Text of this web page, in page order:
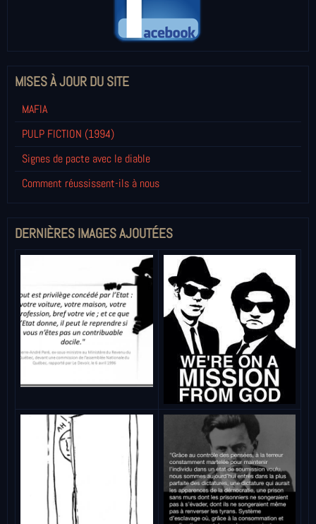
MISES À JOUR DU SITE
MAFIA
PULP FICTION (1994)
Signes de pacte avec le diable
Comment réussissent-ils à nous
DERNIÈRES IMAGES AJOUTÉES